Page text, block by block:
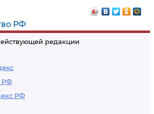
РФ
редакции
РФ
РФ